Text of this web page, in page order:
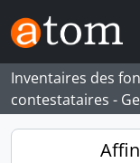
Skip to main content
Inventaires des
contestataires -